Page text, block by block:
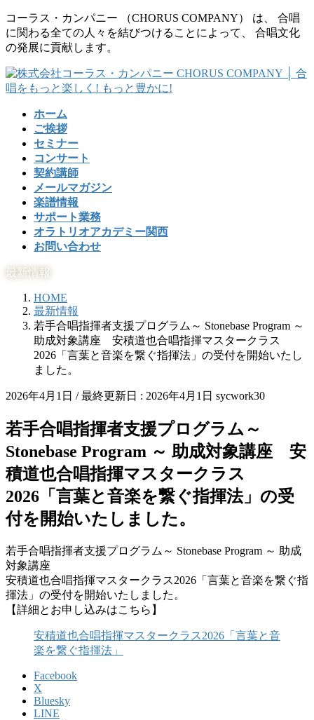
コ
ン
テ
ツ
に
ナ
ビ
ゲ
シ
ョ
コーラス・カンパニー （CHORUS COMPANY） は、 合唱
に関わる全ての人々を結びつけることによって、 合唱文化
の発展に貢献します。
ホーム
ご挨拶
セミナー
コンサート
契約講師
メールマガジン
楽譜情報
サポート業務
オラトリオアカデミー関西
お問い合わせ
最新情報
HOME
最新情報
若手合唱指揮者支援プログラム～ Stonebase Program ～
助成対象講座 安積道也合唱指揮マスタークラス
2026「言葉と音楽を繋ぐ指揮法」の受付を開始いたし
ました。
2026年4月1日 / 最終更新日 : 2026年4月1日 sycwork30
若手合唱指揮者支援プログラム～
Stonebase Program ～ 助成対象講座 安
積道也合唱指揮マスタークラス
2026「言葉と音楽を繋ぐ指揮法」の受
付を開始いたしました。
若手合唱指揮者支援プログラム～ Stonebase Program ～ 助成
対象講座
安積道也合唱指揮マスタークラス2026「言葉と音楽を繋ぐ指
揮法」の受付を開始いたしました。
【詳細とお申し込みはこちら】
安積道也合唱指揮マスタークラス2026「言葉と音
楽を繋ぐ指揮法」
Facebook
X
Bluesky
LINE